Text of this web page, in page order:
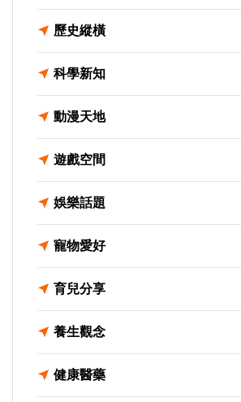
歷史縱橫
科學新知
動漫天地
遊戲空間
娛樂話題
寵物愛好
育兒分享
養生觀念
健康醫藥